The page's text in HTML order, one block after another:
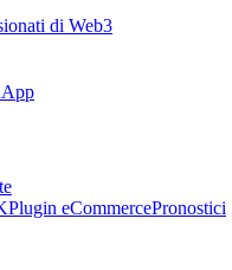
di Web3
Plugin eCommercePronostici